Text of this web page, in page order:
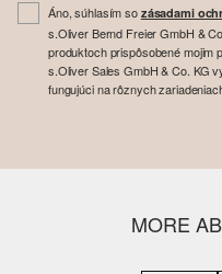
Áno, súhlasím so zásadami
s.Oliver Bernd Freier GmbH &
produktoch prispôsobené mojim
s.Oliver Sales GmbH & Co. KG
fungujúci na rôznych
MORE